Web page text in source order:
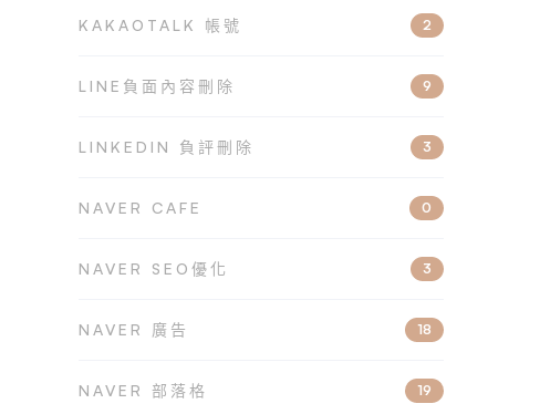
KAKAOTALK 帳號 2
LINE負面內容刪除 9
LINKEDIN 負評刪除 3
NAVER CAFE 0
NAVER SEO優化 3
NAVER 廣告 18
NAVER 部落格 19